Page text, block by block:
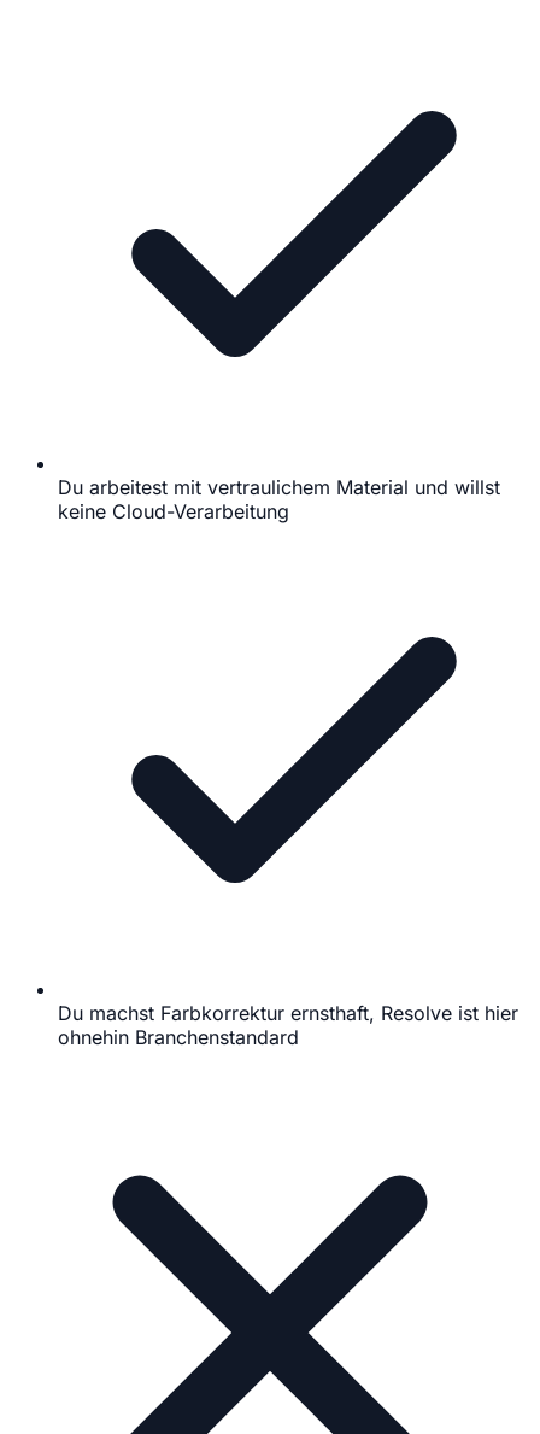
Du arbeitest mit vertraulichem Material und willst
keine Cloud-Verarbeitung
Du machst Farbkorrektur ernsthaft, Resolve ist hier
ohnehin Branchenstandard